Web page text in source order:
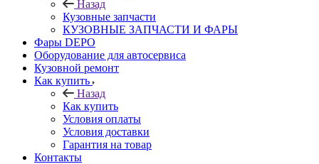
Назад
Кузовные запчасти
КУЗОВНЫЕ ЗАПЧАСТИ И ФАРЫ
Фары DEPO
Оборудование для автосервиса
Кузовной ремонт
Как купить
Назад
Как купить
Условия оплаты
Условия доставки
Гарантия на товар
Контакты